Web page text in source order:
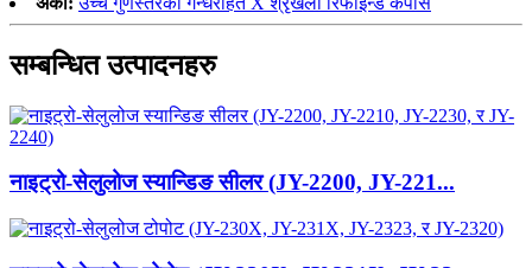
सम्बन्धित उत्पादनहरु
नाइट्रो-सेलुलोज स्यान्डिङ सीलर (JY-2200, JY-221...